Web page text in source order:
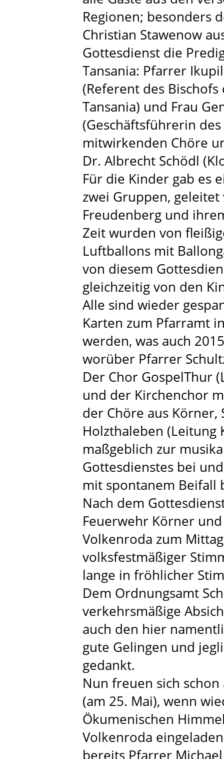
Regionen; besonders
Christian Stawenow
Gottesdienst die
Tansania: Pfarrer
(Referent des
Tansania) und Frau
(Geschäftsführerin
mitwirkenden Chöre
Dr. Albrecht Schödl
Für die Kinder gab es
zwei Gruppen,
Freudenberg und
Zeit wurden von
Luftballons mit
von diesem
gleichzeitig von den
Alle sind wieder
Karten zum Pfarramt
werden, was auch
worüber Pfarrer
Der Chor GospelThur
und der Kirchenchor
der Chöre aus
Holzthaleben (Leitung
maßgeblich zur
Gottesdienstes bei
mit spontanem Beifall
Nach dem
Feuerwehr Körner und
Volkenroda zum
volksfestmäßiger
lange in fröhlicher
Dem Ordnungsamt
verkehrsmäßige
auch den hier
gute Gelingen und
gedankt.
Nun freuen sich
(am 25. Mai), wenn
Ökumenischen
Volkenroda
bereits Pfarrer